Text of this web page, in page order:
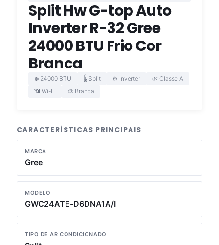
Split Hw G-top Auto
Inverter R-32 Gree
24000 BTU Frio Cor
Branca
❄️ 24000 BTU 🌡️ Split ⚙️ Inverter
🌿 Classe A
📶 Wi-Fi
🎨 Branca
CARACTERÍSTICAS PRINCIPAIS
MARCA
Gree
MODELO
GWC24ATE-D6DNA1A/I
TIPO DE AR CONDICIONADO